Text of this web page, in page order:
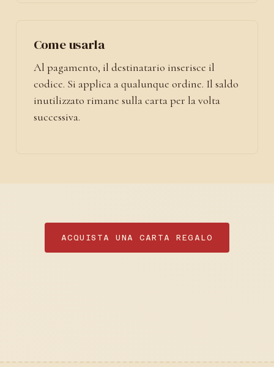
Come usarla
Al pagamento, il destinatario inserisce il
codice. Si applica a qualunque ordine. Il saldo
inutilizzato rimane sulla carta per la volta
successiva.
ACQUISTA UNA CARTA REGALO